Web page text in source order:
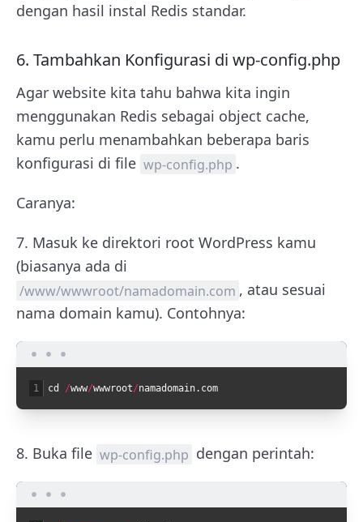
dengan hasil instal Redis standar.
6. Tambahkan Konfigurasi di wp-config.php
Agar website kita tahu bahwa kita ingin
menggunakan Redis sebagai object cache,
kamu perlu menambahkan beberapa baris
konfigurasi di file wp-config.php .
Caranya:
7. Masuk ke direktori root WordPress kamu
(biasanya ada di
/www/wwwroot/namadomain.com , atau sesuai
nama domain kamu). Contohnya:
1 cd /www/wwwroot/namadomain. com
8. Buka file wp-config.php dengan perintah: